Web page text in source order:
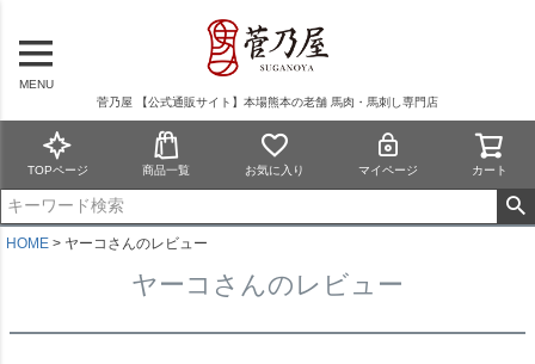
MENU
菅乃屋 【公式通販サイト】本場熊本の老舗 馬肉・馬刺し専門店
TOPページ 商品一覧 お気に入り マイページ カート
HOME ヤーコさんのレビュー
ヤーコさんのレビュー